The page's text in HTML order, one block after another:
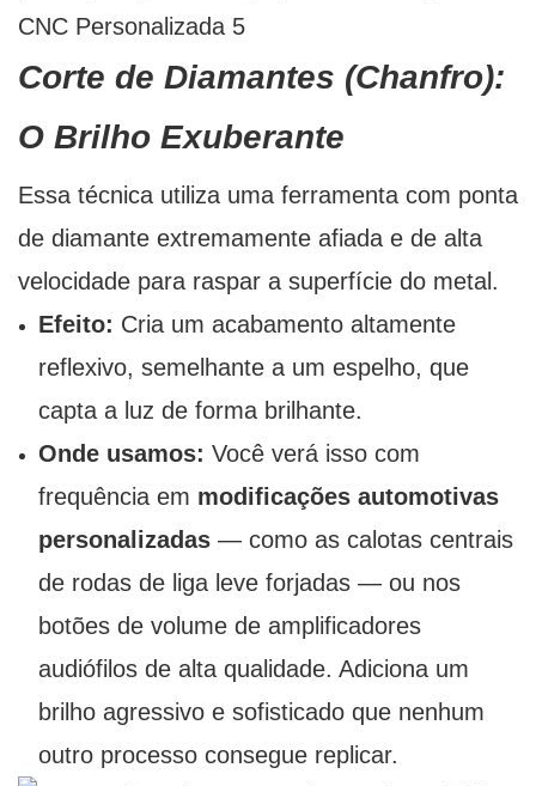
Corte de Diamantes (Chanfro):
O Brilho Exuberante
Essa técnica utiliza uma ferramenta com ponta
de diamante extremamente afiada e de alta
velocidade para raspar a superfície do metal.
Efeito: Cria um acabamento altamente
reflexivo, semelhante a um espelho, que
capta a luz de forma brilhante.
Onde usamos: Você verá isso com
frequência em modificações automotivas
personalizadas— como as calotas centrais
de rodas de liga leve forjadas — ou nos
botões de volume de amplificadores
audiófilos de alta qualidade. Adiciona um
brilho agressivo e sofisticado que nenhum
outro processo consegue replicar.